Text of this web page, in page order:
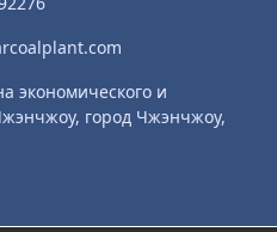
экономического и
город Чжэнчжоу,